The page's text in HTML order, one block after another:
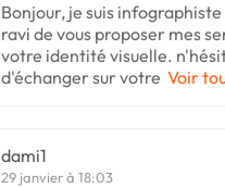
Bonjour, je suis
ravi de vous proposer mes
votre identité visuelle.
d'échanger sur votre Voir
dami1
29 janvier à 18:03